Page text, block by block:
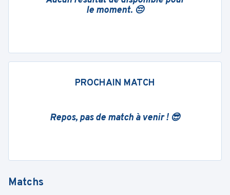
le moment. 😔
PROCHAIN MATCH
Repos, pas de match à venir ! 😎
Matchs